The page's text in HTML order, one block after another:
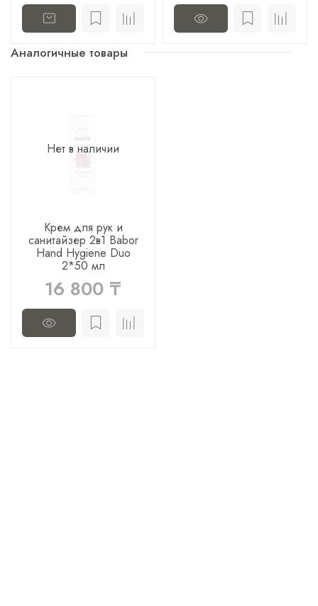
Аналогичные товары
Нет в наличии
Крем для рук и
санитайзер 2в1 Babor
Hand Hygiene Duo
2*50 мл
16 800 ₸